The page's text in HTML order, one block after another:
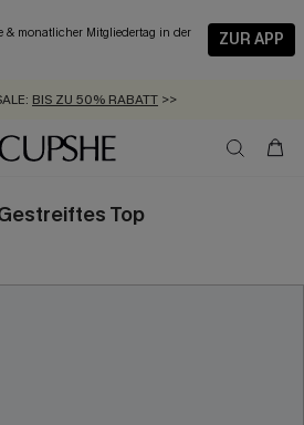
& monatlicher Mitgliedertag in der
ZUR APP
JEDEM SCHNELLVERSAND-ARTIKEL >>
BIS ZU 50% RABATT >>
BIS ZU -20% EXTRA ERHALTEN
VERSAND AB 89 €
Top